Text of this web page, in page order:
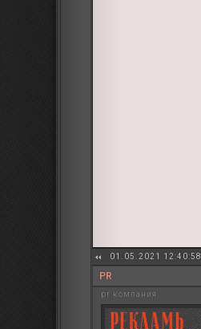
01.05.2021 12:40:58
PR
pr компания